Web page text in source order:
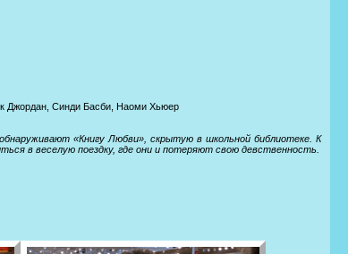
Джордан, Синди Басби, Наоми Хьюер
«Книгу Любви», скрытую в школьной библиотеке. К
в веселую поездку, где они и потеряют свою девственность.